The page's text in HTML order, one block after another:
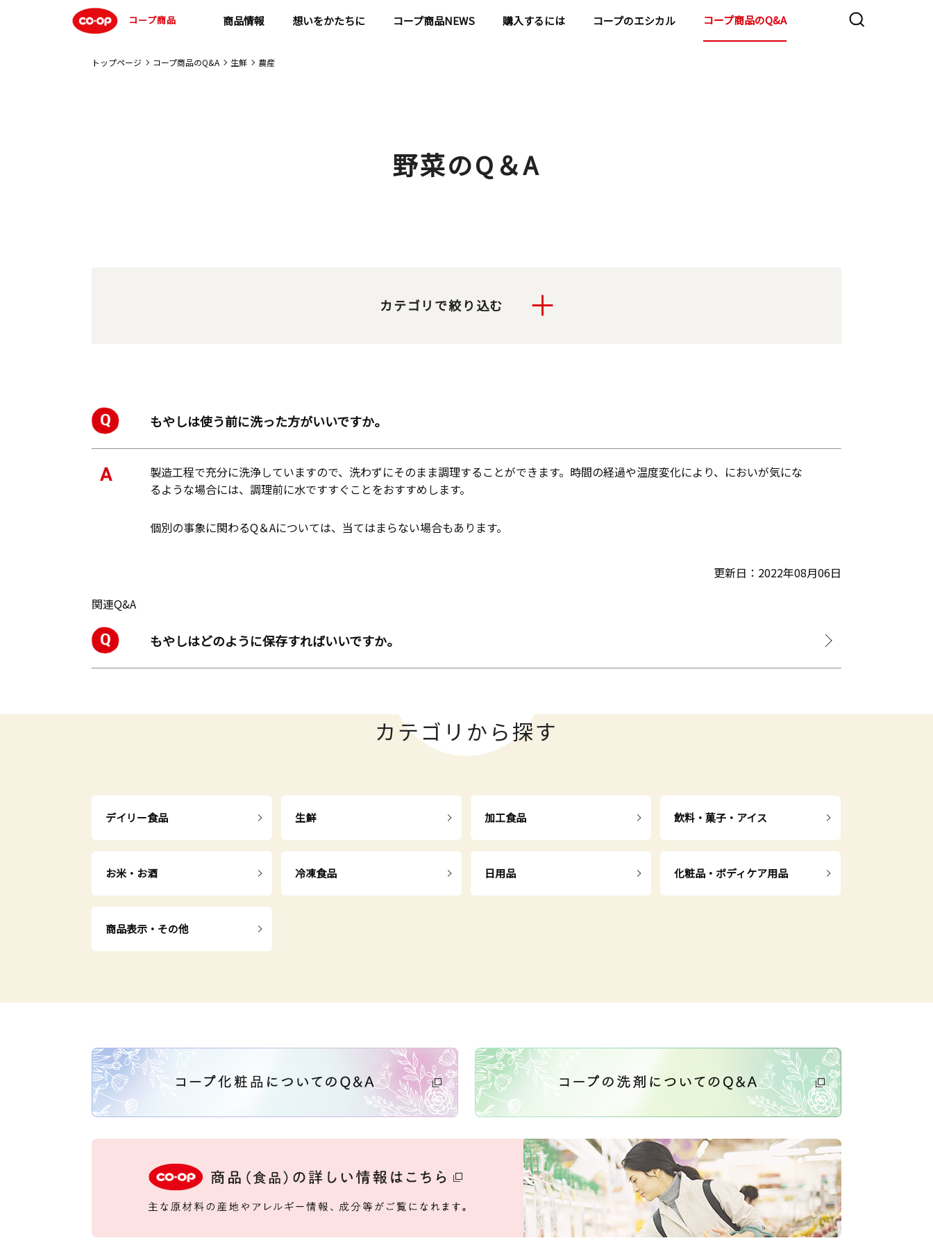
コープ商品 商品情報 想いをかたちに コープ商品NEWS 購入するには コープのエシカル コープ商品のQ&A
トップページ コープ商品のQ&A 生鮮 農産
野菜のQ＆A
カテゴリで絞り込む
もやしは使う前に洗った方がいいですか。
製造工程で充分に洗浄していますので、洗わずにそのまま調理することができます。時間の経過や温度変化により、においが気にな
るような場合には、調理前に水ですすぐことをおすすめします。
個別の事象に関わるQ＆Aについては、当てはまらない場合もあります。
更新日：2022年08月06日
関連Q&A
もやしはどのように保存すればいいですか。
カテゴリから探す
デイリー食品 生鮮 加工食品 飲料・菓子・アイス
お米・お酒 冷凍食品 日用品 化粧品・ボディケア用品
商品表示・その他